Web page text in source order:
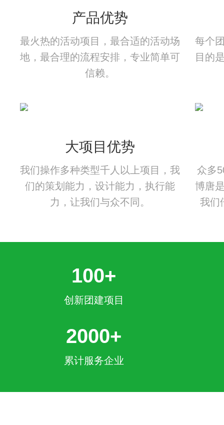
产品优势
最火热的活动项目，最合适的活动场
地，最合理的流程安排，专业简单可
信赖。
每个
目的
大项目优势
我们操作多种类型千人以上项目，我
们的策划能力，设计能力，执行能
力，让我们与众不同。
众多
博唐
我们
100+
创新团建项目
2000+
累计服务企业